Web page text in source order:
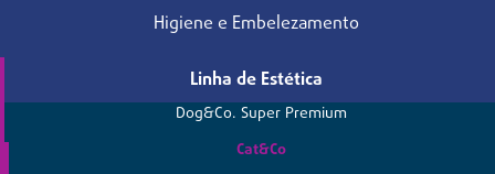
Higiene e Embelezamento
Linha de Estética
Dog&Co. Super Premium
Cat&Co